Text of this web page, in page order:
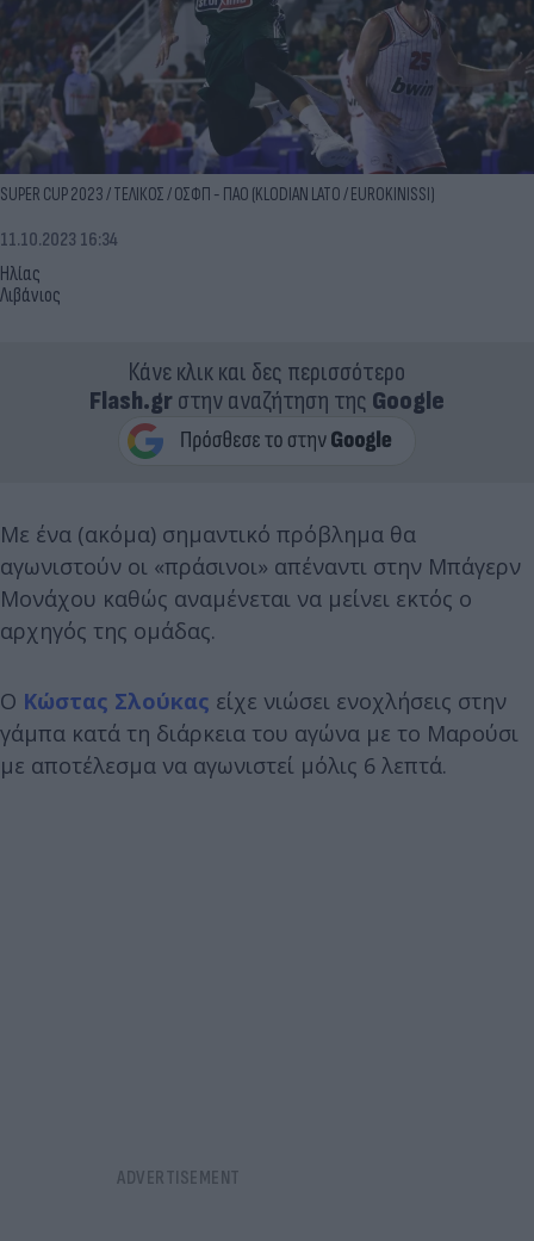
SUPER CUP 2023 / ΤΕΛΙΚΟΣ / ΟΣΦΠ - ΠΑΟ (KLODIAN LATO / EUROKINISSI)
Ηλίας
Λιβάνιος
11.10.2023 16:34
Κάνε κλικ και δες περισσότερο
Flash.grστην αναζήτηση της Google
Με ένα (ακόμα) σημαντικό πρόβλημα θα
αγωνιστούν οι «πράσινοι» απέναντι στην Μπάγερν
Μονάχου καθώς αναμένεται να μείνει εκτός ο
αρχηγός της ομάδας.
Ο Κώστας Σλούκας είχε νιώσει ενοχλήσεις στην
γάμπα κατά τη διάρκεια του αγώνα με το Μαρούσι
με αποτέλεσμα να αγωνιστεί μόλις 6 λεπτά.